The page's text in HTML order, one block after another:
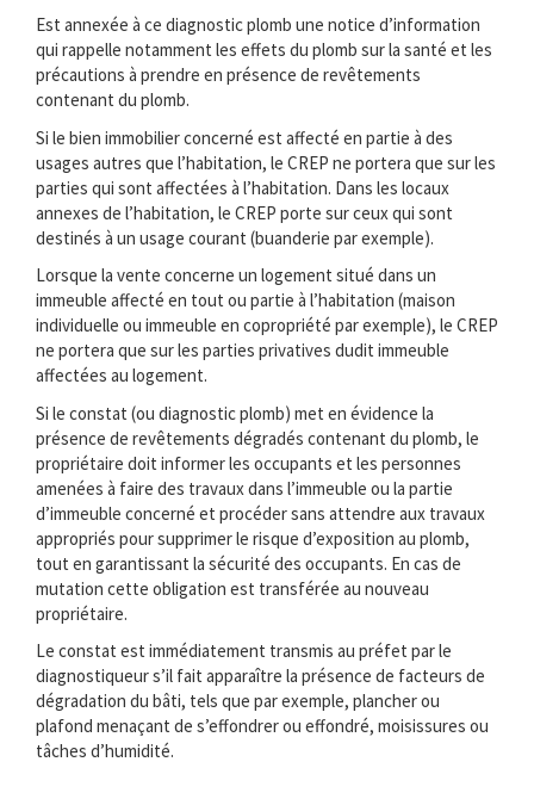
Est annexée à ce diagnostic plomb une notice d’information
qui rappelle notamment les effets du plomb sur la santé et les
précautions à prendre en présence de revêtements
contenant du plomb.
Si le bien immobilier concerné est affecté en partie à des
usages autres que l’habitation, le CREP ne portera que sur les
parties qui sont affectées à l’habitation. Dans les locaux
annexes de l’habitation, le CREP porte sur ceux qui sont
destinés à un usage courant (buanderie par exemple).
Lorsque la vente concerne un logement situé dans un
immeuble affecté en tout ou partie à l’habitation (maison
individuelle ou immeuble en copropriété par exemple), le CREP
ne portera que sur les parties privatives dudit immeuble
affectées au logement.
Si le constat (ou diagnostic plomb) met en évidence la
présence de revêtements dégradés contenant du plomb, le
propriétaire doit informer les occupants et les personnes
amenées à faire des travaux dans l’immeuble ou la partie
d’immeuble concerné et procéder sans attendre aux travaux
appropriés pour supprimer le risque d’exposition au plomb,
tout en garantissant la sécurité des occupants. En cas de
mutation cette obligation est transférée au nouveau
propriétaire.
Le constat est immédiatement transmis au préfet par le
diagnostiqueur s’il fait apparaître la présence de facteurs de
dégradation du bâti, tels que par exemple, plancher ou
plafond menaçant de s’effondrer ou effondré, moisissures ou
tâches d’humidité.